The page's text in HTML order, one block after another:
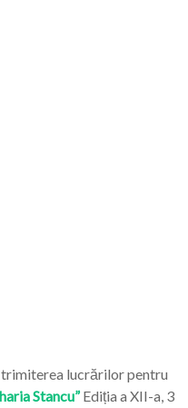
lucrărilor pentru
Stancu”Ediția a XII-a, 3